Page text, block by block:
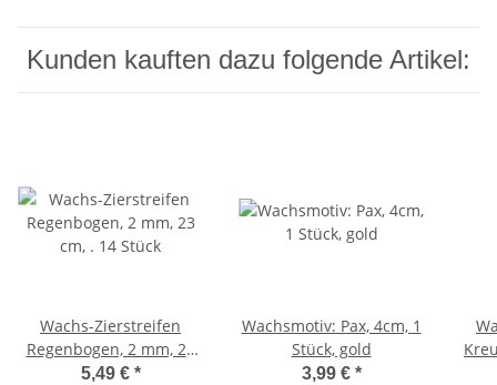
Kunden kauften dazu folgende Artikel:
Wachs-Zierstreifen
Regenbogen, 2 mm, 23
cm, . 14 Stück
5,49 € *
Wachsmotiv: Pax, 4cm, 1
Stück, gold
3,99 € *